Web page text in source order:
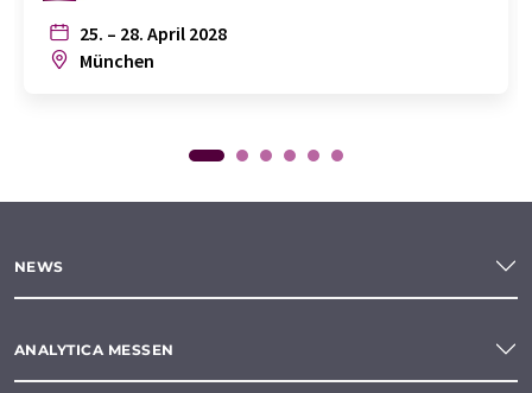
25. – 28. April 2028
München
NEWS
ANALYTICA MESSEN